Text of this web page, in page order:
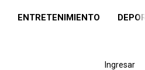
ENTRETENIMIENTO
Ingresar